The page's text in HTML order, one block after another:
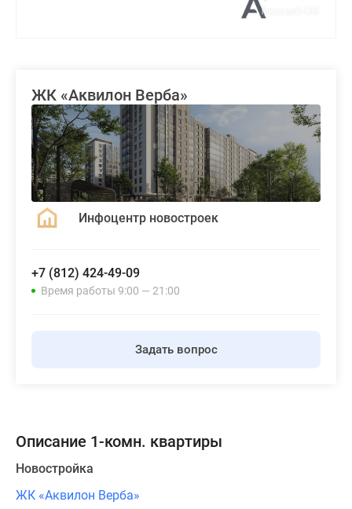
ЖК «Аквилон Верба»
Инфоцентр новостроек
+7 (812) 424-49-09
Время работы 9:00 — 21:00
Задать вопрос
Описание 1-комн. квартиры
Новостройка
ЖК «Аквилон Верба»